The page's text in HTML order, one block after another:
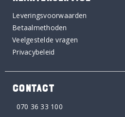
Leveringsvoorwaarden
Betaalmethoden
Veelgestelde vragen
Privacybeleid
CONTACT
070 36 33 100